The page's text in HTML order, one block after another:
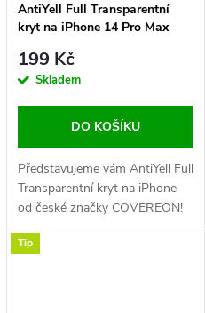
AntiYell Full Transparentní
kryt na iPhone 14 Pro Max
199 Kč
Skladem
DO KOŠÍKU
Představujeme vám AntiYell Full
Transparentní kryt na iPhone
od české značky COVEREON!
Tento minimalistický a stylový
kryt se stane vaším novým
Tip